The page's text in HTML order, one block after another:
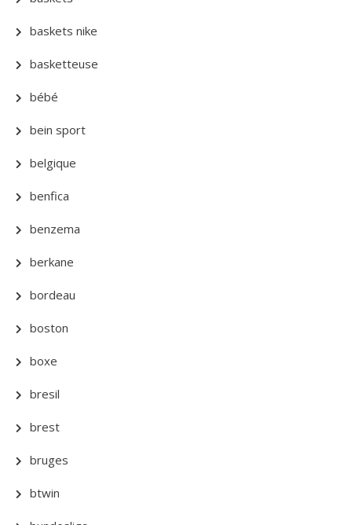
baskets nike
basketteuse
bébé
bein sport
belgique
benfica
benzema
berkane
bordeau
boston
boxe
bresil
brest
bruges
btwin